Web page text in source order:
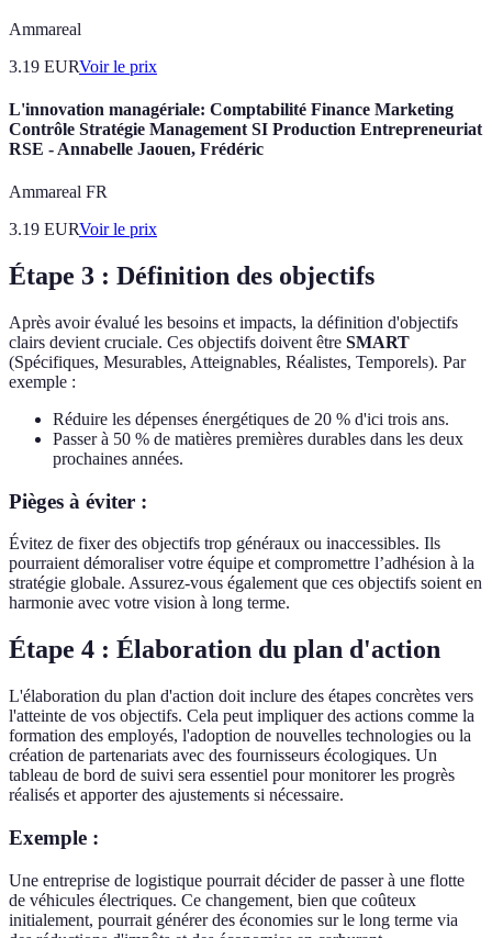
Ammareal
3.19 EURVoir le prix
L'innovation managériale: Comptabilité Finance Marketing
Contrôle Stratégie Management SI Production Entrepreneuriat
RSE - Annabelle Jaouen, Frédéric
Ammareal FR
3.19 EURVoir le prix
Étape 3 : Définition des objectifs
Après avoir évalué les besoins et impacts, la définition d'objectifs
clairs devient cruciale. Ces objectifs doivent être SMART
(Spécifiques, Mesurables, Atteignables, Réalistes, Temporels). Par
exemple :
Réduire les dépenses énergétiques de 20 % d'ici trois ans.
Passer à 50 % de matières premières durables dans les deux
prochaines années.
Pièges à éviter :
Évitez de fixer des objectifs trop généraux ou inaccessibles. Ils
pourraient démoraliser votre équipe et compromettre l’adhésion à la
stratégie globale. Assurez-vous également que ces objectifs soient en
harmonie avec votre vision à long terme.
Étape 4 : Élaboration du plan d'action
L'élaboration du plan d'action doit inclure des étapes concrètes vers
l'atteinte de vos objectifs. Cela peut impliquer des actions comme la
formation des employés, l'adoption de nouvelles technologies ou la
création de partenariats avec des fournisseurs écologiques. Un
tableau de bord de suivi sera essentiel pour monitorer les progrès
réalisés et apporter des ajustements si nécessaire.
Exemple :
Une entreprise de logistique pourrait décider de passer à une flotte
de véhicules électriques. Ce changement, bien que coûteux
initialement, pourrait générer des économies sur le long terme via